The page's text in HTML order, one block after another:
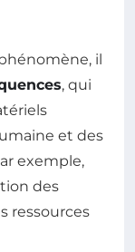
il
, qui
et des
exemple,
des
ressources